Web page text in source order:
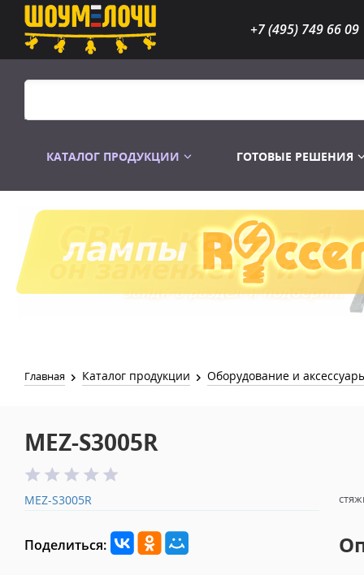
+7 (495) 749 66 09
КАТАЛОГ ПРОДУКЦИИ
Распродажа Лампы
ГОТОВЫЕ РЕШЕНИЯ
Главная Каталог продукции Оборудование и
MEZ-S3005R
MEZ-S3005R
Поделиться: